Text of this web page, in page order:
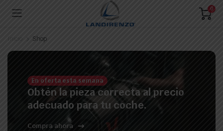
0
Inicio Shop
En oferta esta semana
Obtén la pieza correcta al precio
adecuado para tu coche.
Compra ahora